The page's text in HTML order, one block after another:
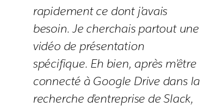
rapidement ce dont j’avais
besoin. Je cherchais partout une
vidéo de présentation
spécifique. Eh bien, après m’être
connecté à Google Drive dans la
recherche d’entreprise de Slack,